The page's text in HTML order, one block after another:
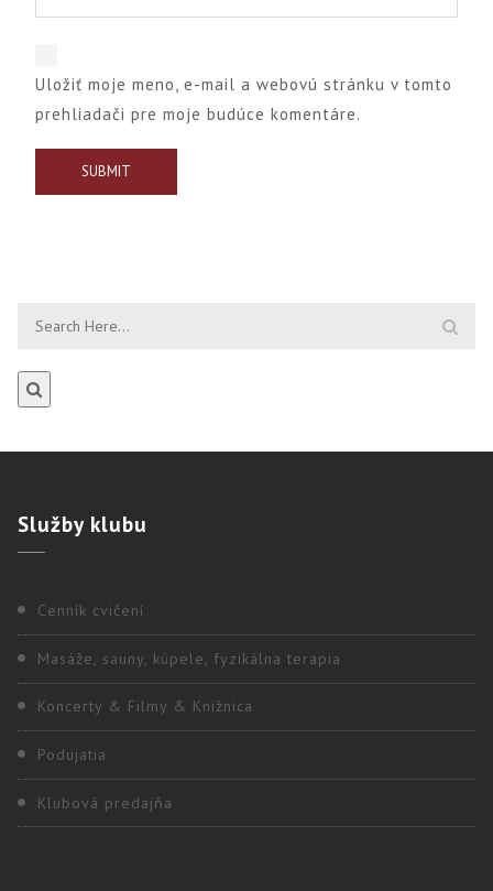
Uložiť moje meno, e-mail a webovú stránku v tomto
prehliadači pre moje budúce komentáre.
Službyklubu
Cenník cvičení
Masáže, sauny, kúpele, fyzikálna terapia
Koncerty & Filmy & Knižnica
Podujatia
Klubová predajňa